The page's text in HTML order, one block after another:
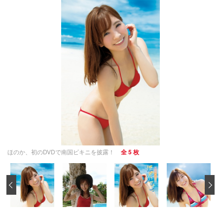
ほのか、初のDVDで南国ビキニを披露！ 全 5 枚
‹